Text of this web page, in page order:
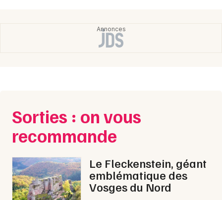
Sorties : on vous
recommande
Le Fleckenstein, géant
emblématique des
Vosges du Nord